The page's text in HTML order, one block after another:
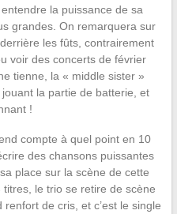
la puissance de sa
grandes. On remarquera sur
les fûts, contrairement
voir des concerts de février
tienne, la « middle sister »
la partie de batterie, et
!
compte à quel point en 10
des chansons puissantes
place sur la scène de cette
le trio se retire de scène
de cris, et c’est le single